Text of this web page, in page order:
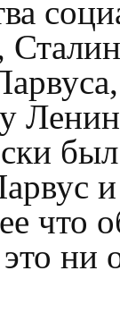
что
ни